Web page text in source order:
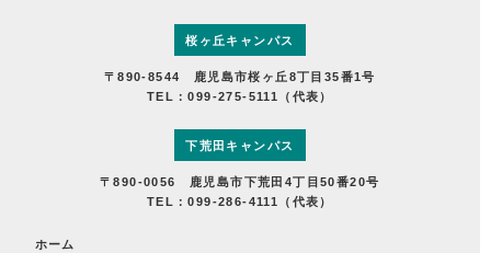
桜ヶ丘キャンパス
〒890-8544 鹿児島市桜ヶ丘8丁目35番1号
TEL：099-275-5111（代表）
下荒田キャンパス
〒890-0056 鹿児島市下荒田4丁目50番20号
TEL：099-286-4111（代表）
ホーム